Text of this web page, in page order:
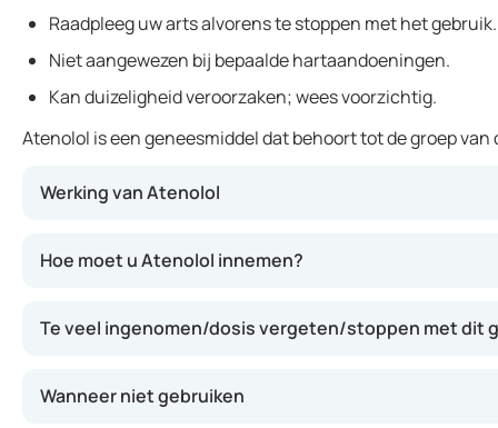
Raadpleeg uw arts alvorens te stoppen met het gebruik.
Niet aangewezen bij bepaalde hartaandoeningen.
Kan duizeligheid veroorzaken; wees voorzichtig.
Atenolol is een geneesmiddel dat behoort tot de groep
Werking van Atenolol
Hoe moet u Atenolol innemen?
Te veel ingenomen/dosis vergeten/stoppen met dit
Wanneer niet gebruiken